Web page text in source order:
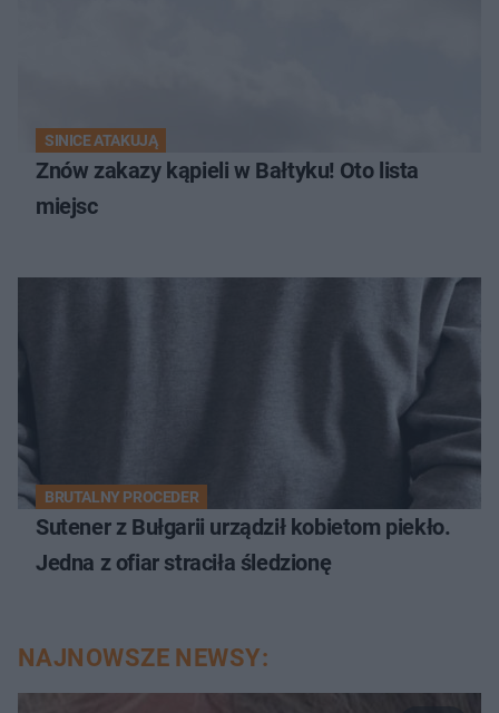
SINICE ATAKUJĄ
Znów zakazy kąpieli w Bałtyku! Oto lista
miejsc
BRUTALNY PROCEDER
Sutener z Bułgarii urządził kobietom piekło.
Jedna z ofiar straciła śledzionę
NAJNOWSZE NEWSY: